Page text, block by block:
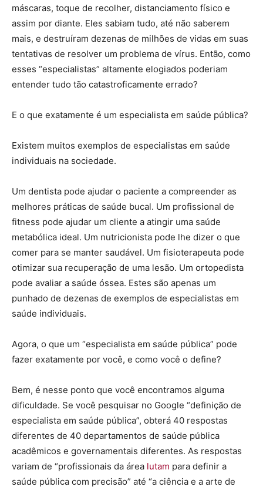
máscaras, toque de recolher, distanciamento físico e
assim por diante. Eles sabiam tudo, até não saberem
mais, e destruíram dezenas de milhões de vidas em suas
tentativas de resolver um problema de vírus. Então, como
esses “especialistas” altamente elogiados poderiam
entender tudo tão catastroficamente errado?
E o que exatamente é um especialista em saúde pública?
Existem muitos exemplos de especialistas em saúde
individuais na sociedade.
Um dentista pode ajudar o paciente a compreender as
melhores práticas de saúde bucal. Um profissional de
fitness pode ajudar um cliente a atingir uma saúde
metabólica ideal. Um nutricionista pode lhe dizer o que
comer para se manter saudável. Um fisioterapeuta pode
otimizar sua recuperação de uma lesão. Um ortopedista
pode avaliar a saúde óssea. Estes são apenas um
punhado de dezenas de exemplos de especialistas em
saúde individuais.
Agora, o que um “especialista em saúde pública” pode
fazer exatamente por você, e como você o define?
Bem, é nesse ponto que você encontramos alguma
dificuldade. Se você pesquisar no Google “definição de
especialista em saúde pública”, obterá 40 respostas
diferentes de 40 departamentos de saúde pública
acadêmicos e governamentais diferentes. As respostas
variam de “profissionais da área lutam para definir a
saúde pública com precisão” até “a ciência e a arte de